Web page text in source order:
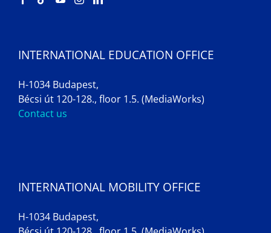
INTERNATIONAL EDUCATION OFFICE
H-1034 Budapest,
Bécsi út 120-128., floor 1.5. (MediaWorks)
Contact us
INTERNATIONAL MOBILITY OFFICE
H-1034 Budapest,